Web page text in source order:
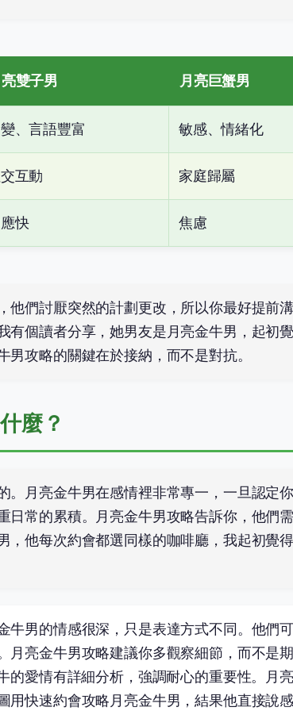
亮雙子男 月亮巨蟹男
、言語豐富 敏感、情緒化
互動 家庭歸屬
快 焦慮
們討厭突然的計劃更改，所以你最好提前溝
有個讀者分享，她男友是月亮金牛男，起初
攻略的關鍵在於接納，而不是對抗。
麼？
。月亮金牛男在感情裡非常專一，一旦認定
日常的累積。月亮金牛男攻略告訴你，他們
他每次約會都選同樣的咖啡廳，我起初覺得
牛男的情感很深，只是表達方式不同。他們
月亮金牛男攻略建議你多觀察細節，而不是
的愛情有詳細分析，強調耐心的重要性。月
用快速約會攻略月亮金牛男，結果他直接說